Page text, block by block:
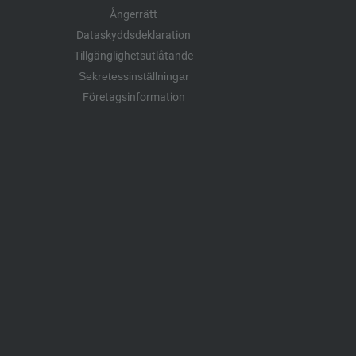
Ångerrätt
Dataskyddsdeklaration
Tillgänglighetsutlåtande
Sekretessinställningar
Företagsinformation